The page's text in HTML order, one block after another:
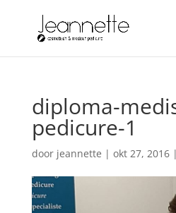
diploma-
pedicure-1
door jeannette | okt 27, 2016|